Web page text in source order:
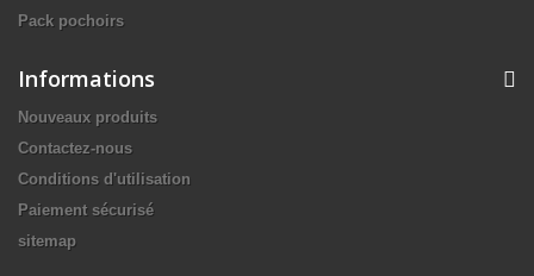
Pack pochoirs
Informations
Nouveaux produits
Contactez-nous
Conditions d'utilisation
Paiement sécurisé
sitemap